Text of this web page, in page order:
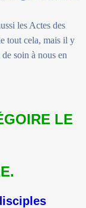
les Actes des
tout cela, mais il y
soin à nous en
LE